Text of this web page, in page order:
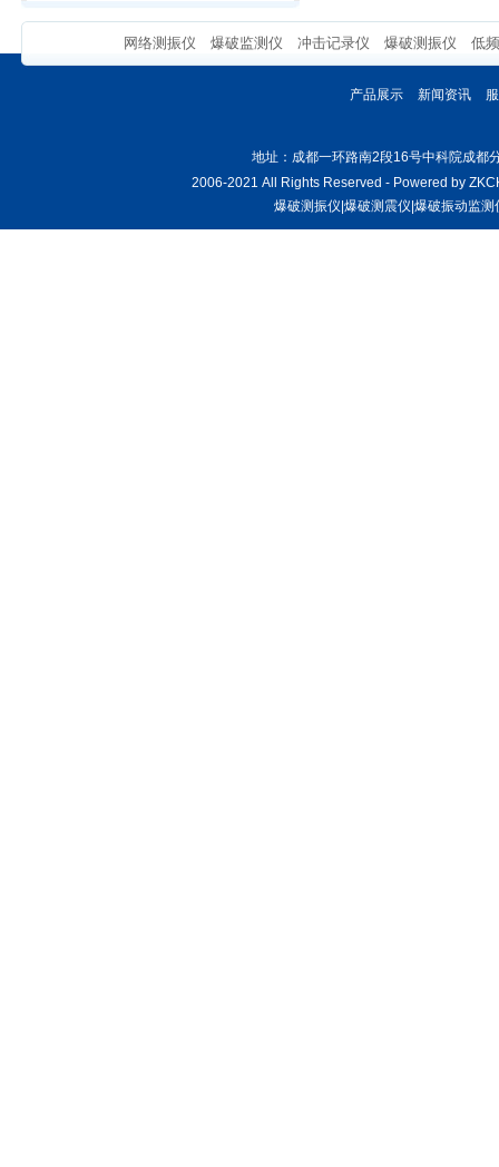
网络测振仪 爆破监测仪 冲击记录仪 爆破测振仪 低
产品展示 新闻资讯
地址：成都一环路南2段16号中科院成
2006-2021 All Rights Reserved - Powered by
爆破测振仪|爆破测震仪|爆破振动监